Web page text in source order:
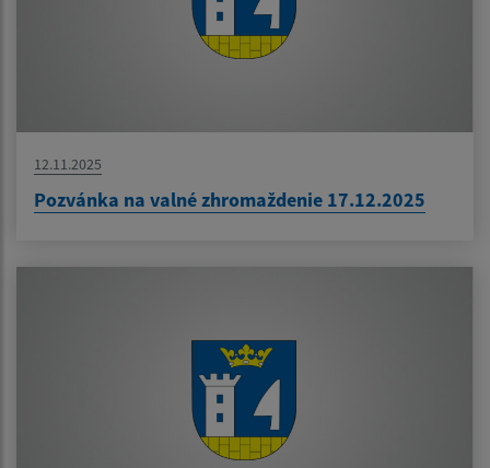
12.11.2025
Pozvánka na valné zhromaždenie 17.12.2025